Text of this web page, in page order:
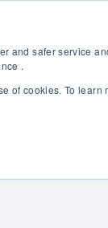
and safer service
.
of cookies. To